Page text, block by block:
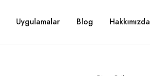
Uygulamalar Blog Hakkımızda